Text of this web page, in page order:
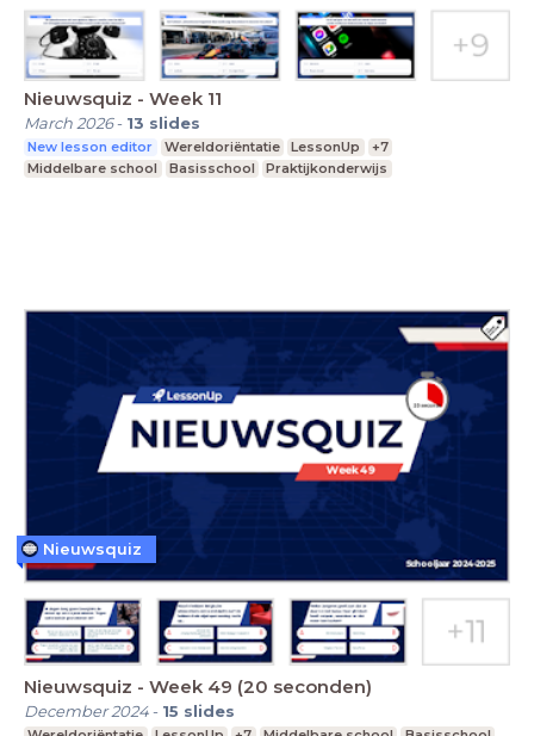
Nieuwsquiz - Week 11
March 2026- 13 slides
New lesson editor Wereldoriëntatie LessonUp
+7
Middelbare school
Basisschool Praktijkonderwijs
Nieuwsquiz - Week 49 (20 seconden)
December 2024- 15 slides
Nieuwsquiz